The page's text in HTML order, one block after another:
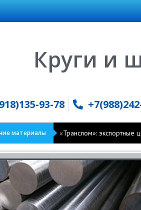
Круги и
93-78
материалы «Транслом»: экспортные